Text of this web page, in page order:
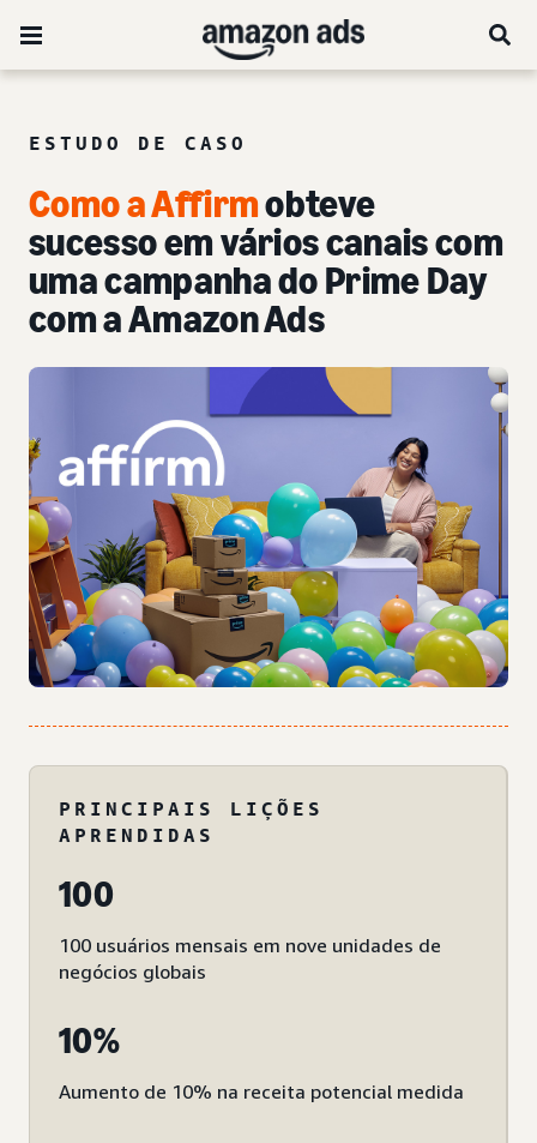
ESTUDO DE CASO
Como a Affirmobteve
sucesso em vários canais com
uma campanha do Prime Day
com a Amazon Ads
PRINCIPAIS LIÇÕES
APRENDIDAS
100
100 usuários mensais em nove unidades de
negócios globais
10%
Aumento de 10% na receita potencial medida